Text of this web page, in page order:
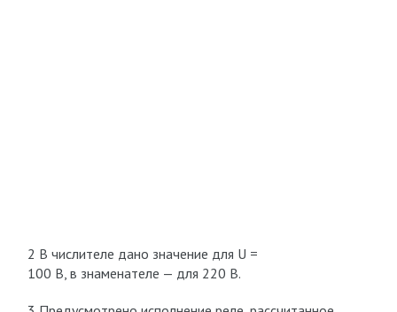
2 В числителе дано значение для U =
100 В, в знаменателе — для 220 В.